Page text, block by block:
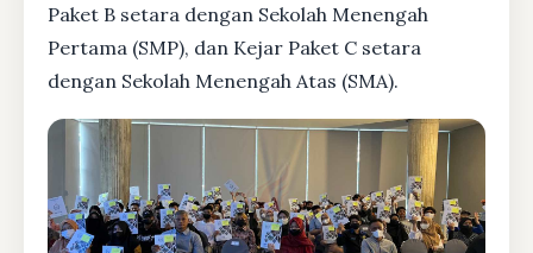
Paket B setara dengan Sekolah Menengah
Pertama (SMP), dan Kejar Paket C setara
dengan Sekolah Menengah Atas (SMA).